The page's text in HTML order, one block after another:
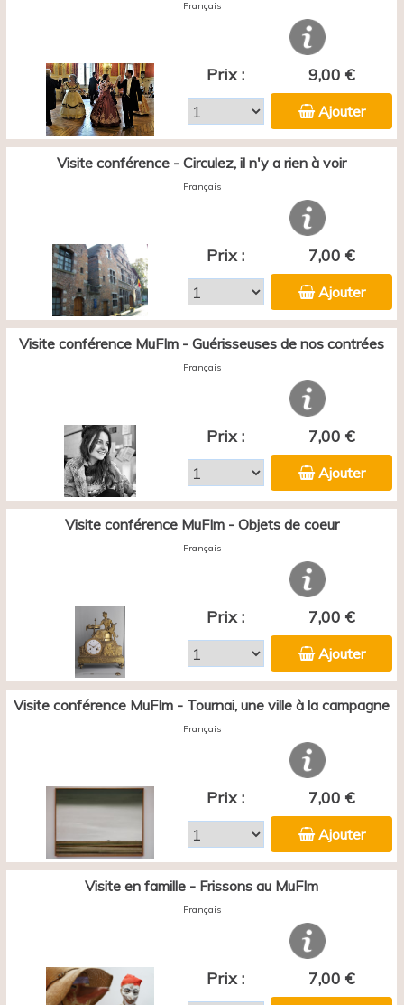
Français
Prix : 9,00 €
Ajouter
Visite conférence - Circulez, il n'y a rien à voir
Français
Prix : 7,00 €
Ajouter
Visite conférence MuFIm - Guérisseuses de nos contrées
Français
Prix : 7,00 €
Ajouter
Visite conférence MuFIm - Objets de coeur
Français
Prix : 7,00 €
Ajouter
Visite conférence MuFIm - Tournai, une ville à la campagne
Français
Prix : 7,00 €
Ajouter
Visite en famille - Frissons au MuFIm
Français
Prix : 7,00 €